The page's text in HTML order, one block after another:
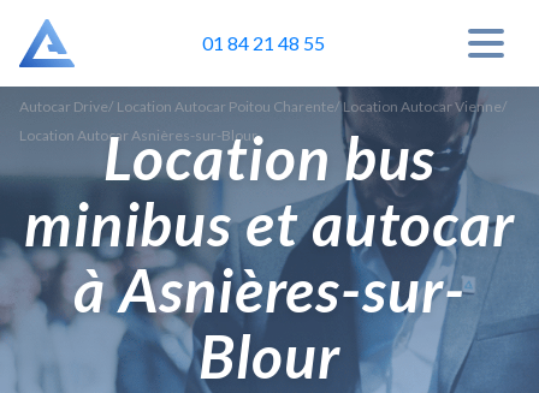
01 84 21 48 55
Autocar Drive/ Location Autocar Poitou Charente/ Location Autocar Vienne/
Location Autocar Asnières-sur-Blour
Location bus
minibus et autocar
à Asnières-sur-
Blour